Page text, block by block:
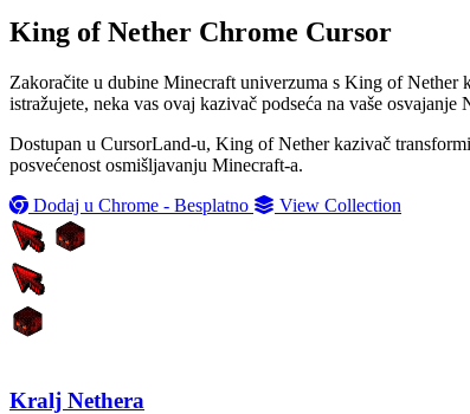
King of Nether Chrome Cursor
Zakoračite u dubine Minecraft univerzuma s King of Nether
istražujete, neka vas ovaj kazivač podseća na vaše
Dostupan u CursorLand-u, King of Nether kazivač
posvećenost osmišljavanju Minecraft-a.
Dodaj u Chrome - Besplatno
View Collection
Kralj Nethera